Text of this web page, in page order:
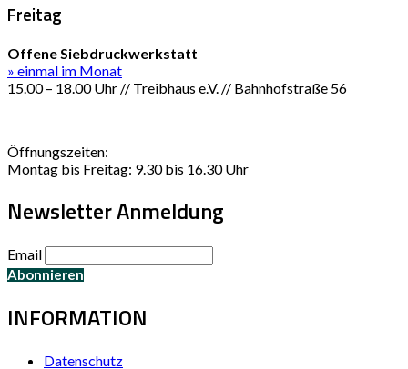
Freitag
Offene Siebdruckwerkstatt
» einmal im Monat
15.00 – 18.00 Uhr // Treibhaus e.V. // Bahnhofstraße 56
Öffnungszeiten:
Montag bis Freitag: 9.30 bis 16.30 Uhr
Newsletter Anmeldung
Email
INFORMATION
Datenschutz